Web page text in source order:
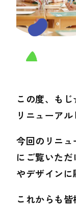
この度、も
リニューアル
今回のリニ
にご覧いた
やデザインに
これからも